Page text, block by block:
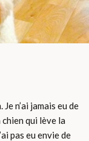
n’ai jamais eu de
qui lève la
pas eu envie de